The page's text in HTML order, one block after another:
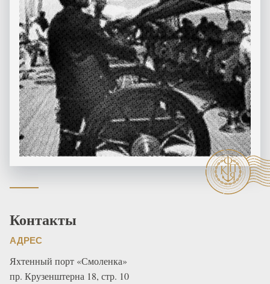
Контакты
АДРЕС
Яхтенный порт «Смоленка»
пр. Крузенштерна 18, стр. 10